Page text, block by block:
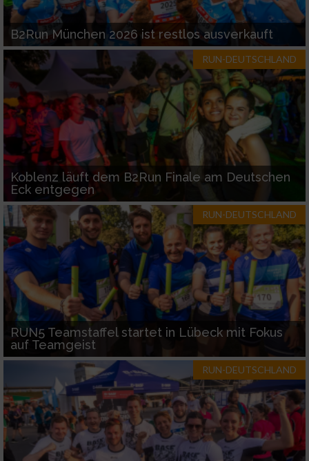
B2Run München 2026 ist restlos ausverkauft
RUN-DEUTSCHLAND
Koblenz läuft dem B2Run Finale am Deutschen
Eck entgegen
RUN-DEUTSCHLAND
RUN5 Teamstaffel startet in Lübeck mit Fokus
auf Teamgeist
RUN-DEUTSCHLAND